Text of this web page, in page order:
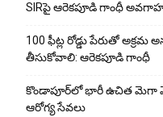
SIRపై ఆరెకపూడి గాంధీ
100 ఫీట్ల రోడ్డు పేరుతో
తీసుకోవాలి: ఆరెకపూడి గాంధీ
కొండాపూర్‌లో భారీ ఉచిత మెగా
ఆరోగ్య సేవలు